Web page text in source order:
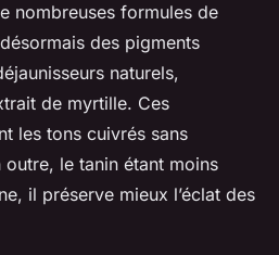
nombreuses formules de
des pigments
naturels,
de myrtille. Ces
les tons cuivrés sans
le tanin étant moins
il préserve mieux l’éclat des